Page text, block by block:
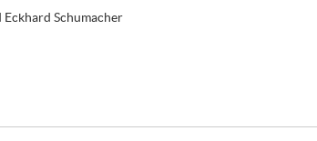
Schumacher